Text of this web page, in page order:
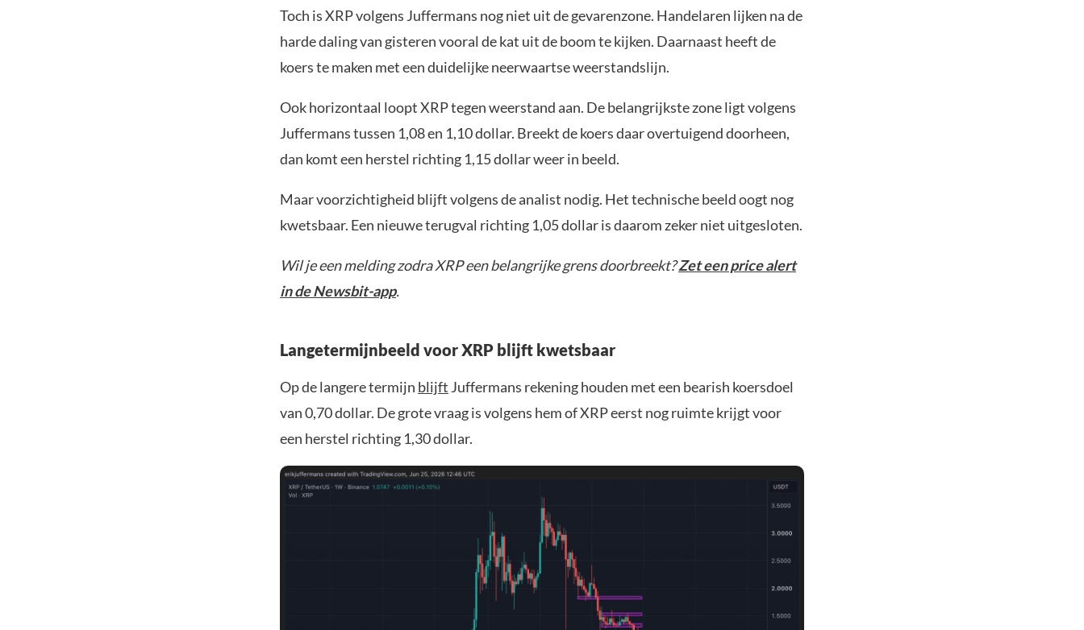
Toch is XRP volgens Juffermans nog niet uit de gevarenzone. Handelaren lijken na de
harde daling van gisteren vooral de kat uit de boom te kijken. Daarnaast heeft de
koers te maken met een duidelijke neerwaartse weerstandslijn.
Ook horizontaal loopt XRP tegen weerstand aan. De belangrijkste zone ligt volgens
Juffermans tussen 1,08 en 1,10 dollar. Breekt de koers daar overtuigend doorheen,
dan komt een herstel richting 1,15 dollar weer in beeld.
Maar voorzichtigheid blijft volgens de analist nodig. Het technische beeld oogt nog
kwetsbaar. Een nieuwe terugval richting 1,05 dollar is daarom zeker niet uitgesloten.
Wil je een melding zodra XRP een belangrijke grens doorbreekt?Zet een price alert
in de Newsbit-app.
Langetermijnbeeld voor XRP blijft kwetsbaar
Op de langere termijn blijft Juffermans rekening houden met een bearish koersdoel
van 0,70 dollar. De grote vraag is volgens hem of XRP eerst nog ruimte krijgt voor
een herstel richting 1,30 dollar.